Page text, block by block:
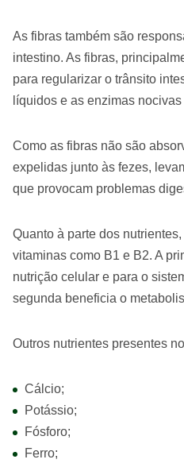
As fibras também são
intestino. As fibras,
para regularizar o trânsito
líquidos e as enzimas
Como as fibras não são
expelidas junto às fezes,
que provocam problemas
Quanto à parte dos
vitaminas como B1 e B2. A
nutrição celular e para o
segunda beneficia o
Outros nutrientes presentes
Cálcio;
Potássio;
Fósforo;
Ferro;